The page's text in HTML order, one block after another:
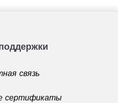
связь
сертификаты